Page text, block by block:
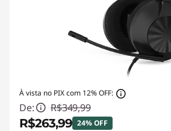
À vista no PIX com 12% OFF:
De: R$349,99
R$263,99 24% OFF